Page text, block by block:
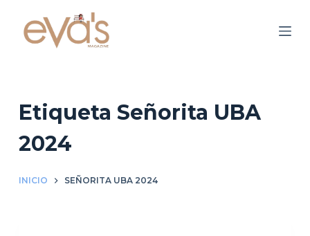
o
Etiqueta Señorita UBA
2024
INICIO SEÑORITA UBA 2024